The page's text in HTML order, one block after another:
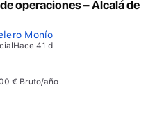
operaciones – Alcalá de
Monío
Hace 41 d
€ Bruto/año